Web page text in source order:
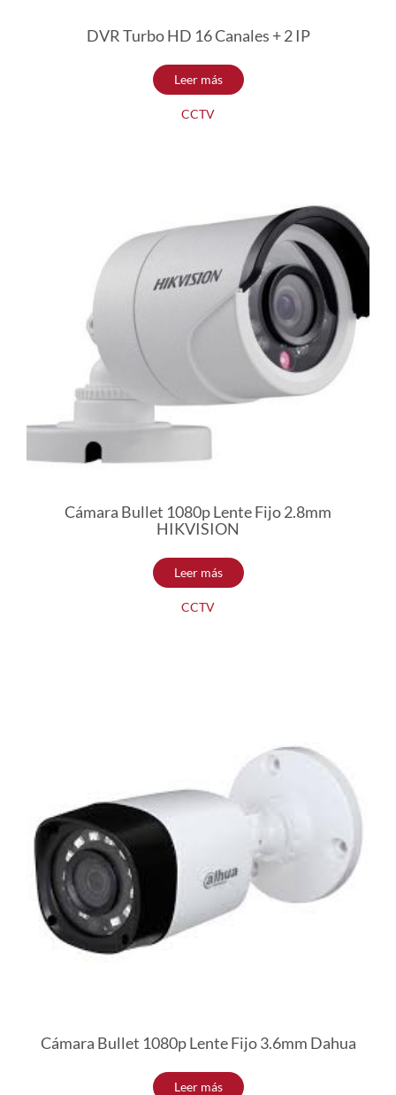
DVR Turbo HD 16 Canales + 2 IP
Leer más
CCTV
Cámara Bullet 1080p Lente Fijo 2.8mm
HIKVISION
Leer más
CCTV
Cámara Bullet 1080p Lente Fijo 3.6mm Dahua
Leer más